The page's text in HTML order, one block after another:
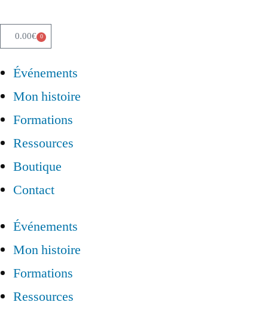
0.00€ 0
Événements
Mon histoire
Formations
Ressources
Boutique
Contact
Événements
Mon histoire
Formations
Ressources